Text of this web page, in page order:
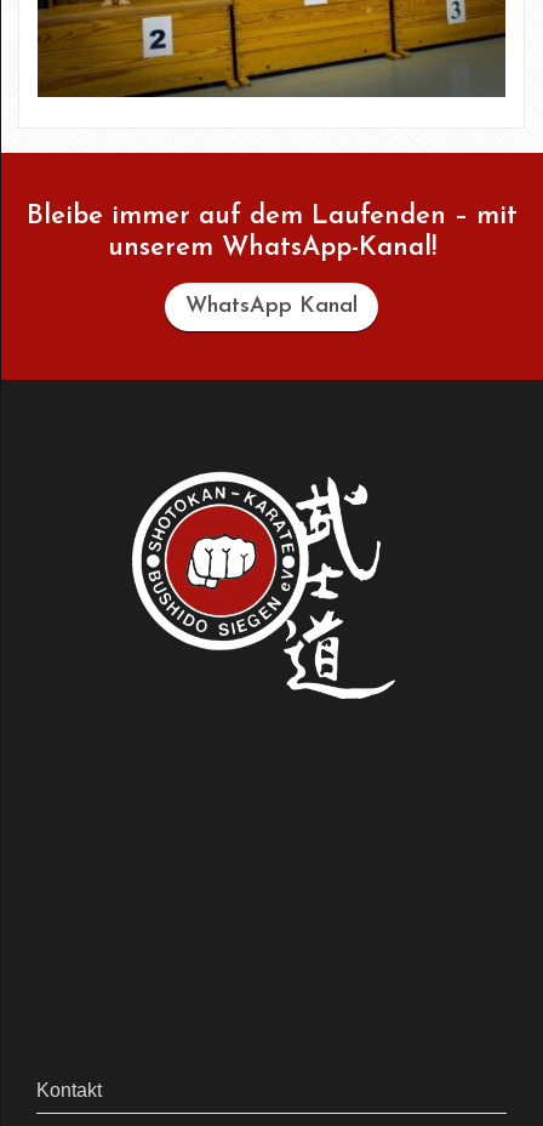
Bleibe immer auf dem Laufenden – mit
unserem WhatsApp-Kanal!
WhatsApp Kanal
Kontakt